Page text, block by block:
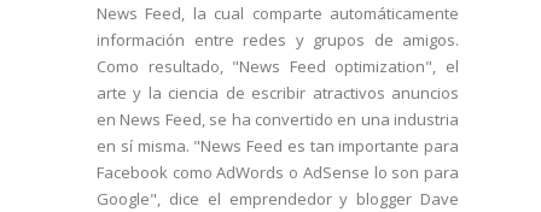
News Feed, la cual comparte automáticamente
información entre redes y grupos de amigos.
Como resultado, "News Feed optimization", el
arte y la ciencia de escribir atractivos anuncios
en News Feed, se ha convertido en una industria
en sí misma. "News Feed es tan importante para
Facebook como AdWords o AdSense lo son para
Google", dice el emprendedor y blogger Dave